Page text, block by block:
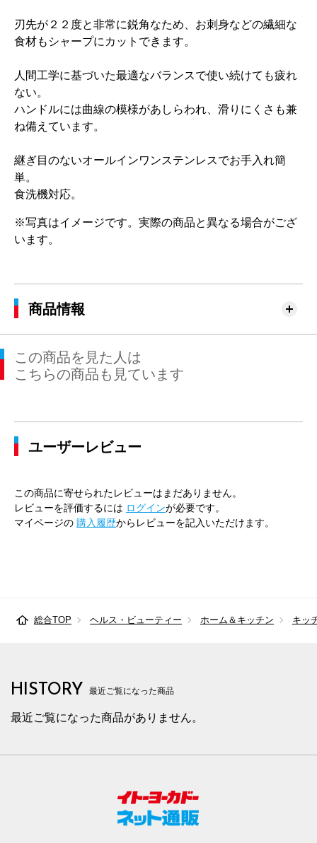
刃先が２２度と非常に鋭角なため、お刺身などの繊細な
食材もシャープにカットできます。
人間工学に基づいた最適なバランスで使い続けても疲れ
ない。
ハンドルには曲線の模様があしらわれ、滑りにくさも兼
ね備えています。
継ぎ目のないオールインワンステンレスでお手入れ簡
単。
食洗機対応。
※写真はイメージです。実際の商品と異なる場合がござ
います。
商品情報
この商品を見た人は
こちらの商品も見ています
ユーザーレビュー
この商品に寄せられたレビューはまだありません。
レビューを評価するには ログインが必要です。
マイページの 購入履歴からレビューを記入いただけます。
総合TOP ヘルス・ビューティー ホーム＆キッチン キッ
HISTORY 最近ご覧になった商品
最近ご覧になった商品がありません。